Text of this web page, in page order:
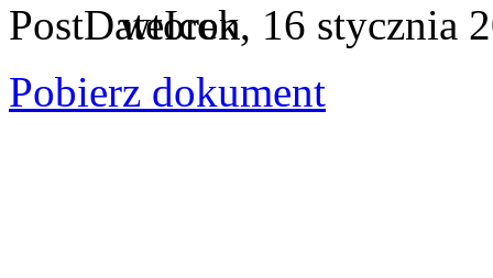
wtorek, 16 stycznia
Pobierz dokument